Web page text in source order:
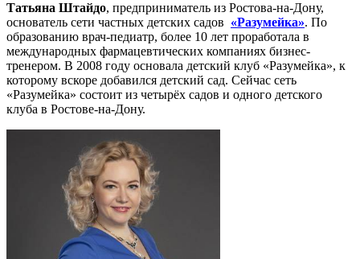
Татьяна Штайдо, предприниматель из Ростова-на-Дону,
основатель сети частных детских садов «Разумейка». По
образованию врач-педиатр, более 10 лет проработала в
международных фармацевтических компаниях бизнес-
тренером. В 2008 году основала детский клуб «Разумейка», к
которому вскоре добавился детский сад. Сейчас сеть
«Разумейка» состоит из четырёх садов и одного детского
клуба в Ростове-на-Дону.